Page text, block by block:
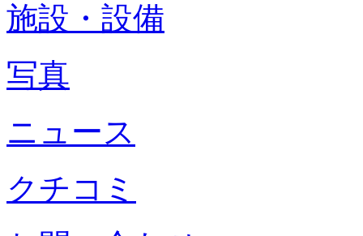
施設・設備
写真
ニュース
クチコミ